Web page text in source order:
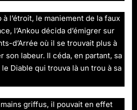
l’étroit, le maniement de la faux
l’Ankou décida d’émigrer sur
d’Arrée où il se trouvait plus à
son labeur. Il céda, en partant, sa
Diable qui trouva là un trou à sa
griffus, il pouvait en effet